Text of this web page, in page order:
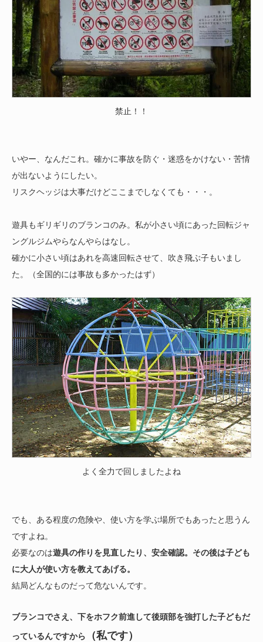
禁止！！
いやー、なんだこれ。確かに事故を防ぐ・迷惑をかけない・苦情
が出ないようにしたい。
リスクヘッジは大事だけどここまでしなくても・・・。
遊具もギリギリのブランコのみ。私が小さい頃にあった回転ジャ
ングルジムやらなんやらはなし。
確かに小さい頃はあれを高速回転させて、吹き飛ぶ子もいまし
た。（全国的には事故も多かったはず）
よく全力で回しましたよね
でも、ある程度の危険や、使い方を学ぶ場所でもあったと思うん
ですよね。
必要なのは遊具の作りを見直したり、安全確認。その後は子ども
に大人が使い方を教えてあげる。
結局どんなものだって危ないんです。
ブランコでさえ、下をホフク前進して後頭部を強打した子どもだ
っているんですから （私です）